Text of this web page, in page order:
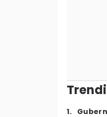
1.